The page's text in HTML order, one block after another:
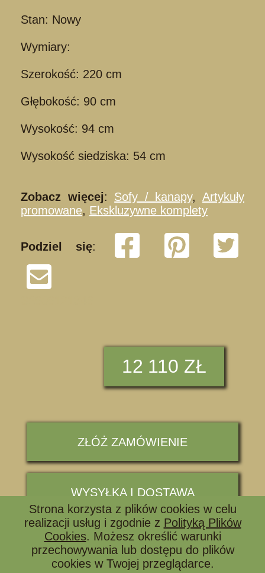
Stan: Nowy
Wymiary:
Szerokość: 220 cm
Głębokość: 90 cm
Wysokość: 94 cm
Wysokość siedziska: 54 cm
Zobacz więcej: Sofy / kanapy,Artykuły
promowane, Ekskluzywne komplety
Podziel się:
12 110 ZŁ
ZŁÓŻ ZAMÓWIENIE
WYSYŁKA I DOSTAWA
OBSERWUJ
Strona korzysta z plików cookies w celu
realizacji usług i zgodnie z Polityką Plików
Cookies. Możesz określić warunki
przechowywania lub dostępu do plików
cookies w Twojej przeglądarce.